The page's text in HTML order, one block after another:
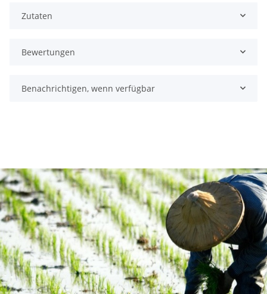
Zutaten
Bewertungen
Benachrichtigen, wenn verfügbar